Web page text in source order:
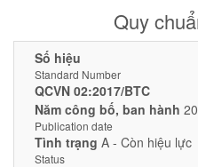
Quy
Số hiệu
Standard Number
QCVN 02:2017/BTC
Năm công bố, ban hành
Publication date
Tình trạng A - Còn hiệu lực
Status